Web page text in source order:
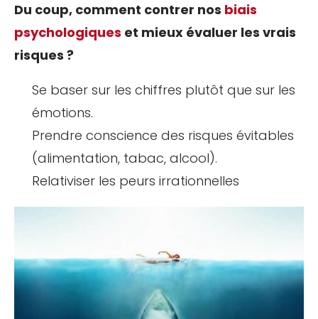
Du coup, comment contrer nos biais
psychologiques et mieux évaluer les vrais
risques ?
Se baser sur les chiffres plutôt que sur les
émotions.
Prendre conscience des risques évitables
(alimentation, tabac, alcool).
Relativiser les peurs irrationnelles